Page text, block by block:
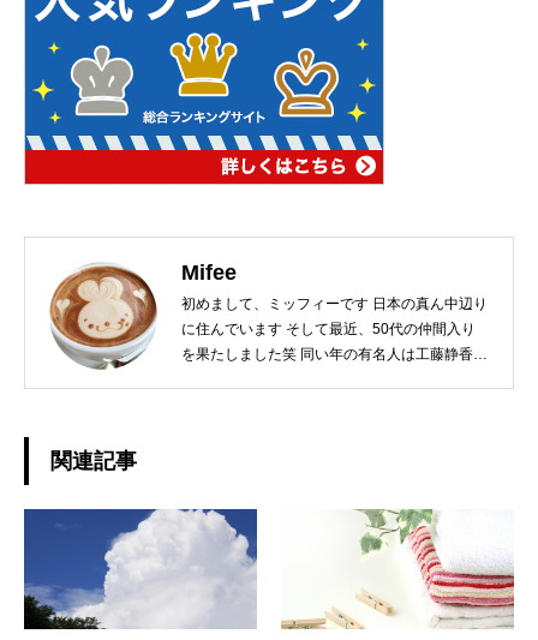
Mifee
初めまして、ミッフィーです 日本の真ん中辺り
に住んでいます そして最近、50代の仲間入り
を果たしました笑 同い年の有名人は工藤静香・
関連記事